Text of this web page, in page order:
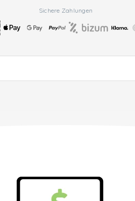
Sichere Zahlungen